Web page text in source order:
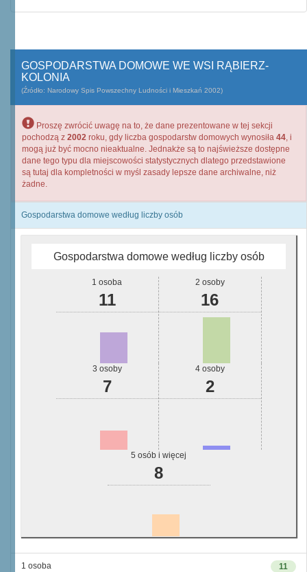
GOSPODARSTWA DOMOWE WE WSI RĄBIERZ-
KOLONIA
(Źródło: Narodowy Spis Powszechny Ludności i Mieszkań 2002)
Proszę zwrócić uwagę na to, że dane prezentowane w tej sekcji
pochodzą z 2002 roku, gdy liczba gospodarstw domowych wynosiła 44, i
mogą już być mocno nieaktualne. Jednakże są to najświeższe dostępne
dane tego typu dla miejscowości statystycznych dlatego przedstawione
są tutaj dla kompletności w myśl zasady lepsze dane archiwalne, niż
żadne.
Gospodarstwa domowe według liczby osób
Gospodarstwa domowe według liczby osób
1 osoba
11
2 osoby
16
3 osoby
7
4 osoby
2
5 osób i więcej
8
11
1 osoba